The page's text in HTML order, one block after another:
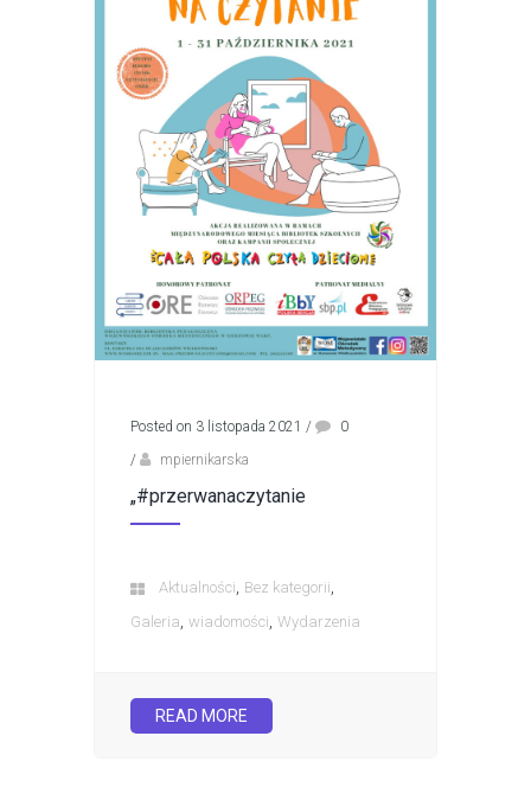
Posted on 3 listopada 2021 /
0
/
mpiernikarska
„#przerwanaczytanie
Aktualności, Bez kategorii,
Galeria, wiadomości, Wydarzenia
READ MORE